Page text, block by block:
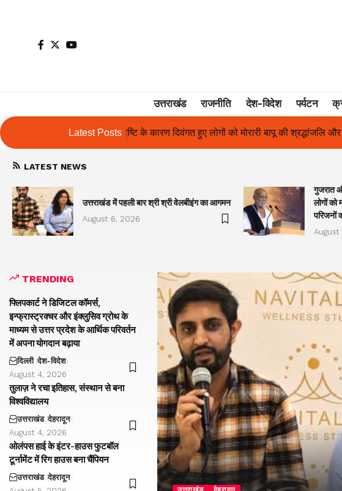
उत्तराखंड राजनीति देश-विदेश पर्यटन
Latest Posts
दिवंगत हुए लोगों को मोरारी बापू की श्रद्धांजलि और उनके परिजनों को सहायता ओलंपस
LATEST NEWS
उत्तराखंड में पहली बार श्री श्री वेलबीइंग का आगमन
August 6, 2026
गुजरात
लोगों को
परिजनों
TRENDING
फ्लिपकार्ट ने डिजिटल कॉमर्स,
इन्फ्रास्ट्रक्चर और इंक्लुसिव ग्रोथ के
माध्यम से उत्तर प्रदेश के आर्थिक परिवर्तन
में अपना योगदान बढ़ाया
दिल्ली देश-विदेश
August 4, 2026
तुलाज़ ने रचा इतिहास, संस्थान से बना
विश्वविद्यालय
उत्तराखंड देहरादून
August 4, 2026
ओलंपस हाई के इंटर-हाउस फुटबॉल
टूर्नामेंट में रिग हाउस बना चैंपियन
उत्तराखंड देहरादून